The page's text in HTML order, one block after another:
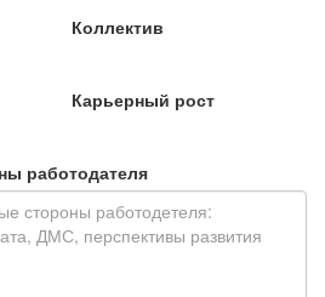
Коллектив
Карьерный рост
работодателя